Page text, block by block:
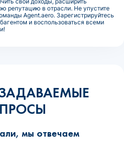
репутацию в отрасли. Не упустите
Agent.aero. Зарегистрируйтесь
и воспользоваться всеми
мы отвечаем